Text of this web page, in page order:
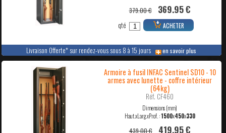
Livraison Offerte* sur rendez-vous sous 8 à 15 jours en savoir plus
379.00 € 369.95 €
qté ACHETER
Armoire à fusil INFAC Sentinel SD10 - 10
armes avec lunette - coffre intérieur
(64kg)
Réf. CF460
Dimensions (mm)
Haut.xLarg.xProf. :1500x450x330
439.00 € 419.95 €